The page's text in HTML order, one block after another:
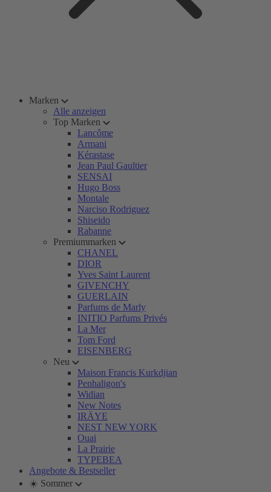
Marken
Alle anzeigen
Top Marken
Lancôme
Armani
Kérastase
Jean Paul Gaultier
SENSAI
Hugo Boss
Montale
Narciso Rodriguez
Shiseido
Rabanne
Premiummarken
CHANEL
DIOR
Yves Saint Laurent
GIVENCHY
GUERLAIN
Parfums de Marly
INITIO Parfums Privés
La Mer
Tom Ford
EISENBERG
Neu
Maison Francis Kurkdjian
Penhaligon's
Widian
New Notes
IRÄYE
NEST NEW YORK
Ouai
La Prairie
TYPEBEA
Angebote & Bestseller
☀️ Sommer